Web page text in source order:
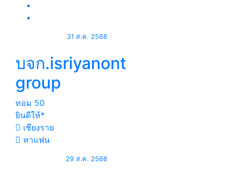
31 ส.ค. 2568
บจก.isriyanont
group
ทอม 50
ยินดีให้*
เชียงราย
หาแฟน
29 ส.ค. 2568